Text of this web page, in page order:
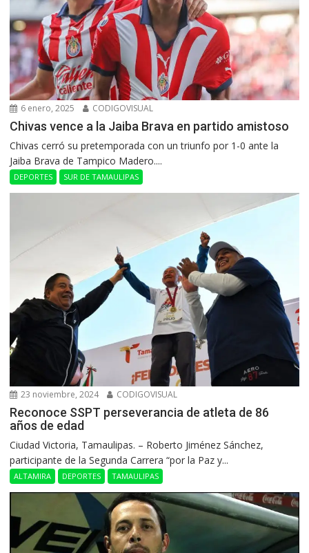
6 enero, 2025 CODIGOVISUAL
Chivas vence a la Jaiba Brava en partido amistoso
Chivas cerró su pretemporada con un triunfo por 1-0 ante la
Jaiba Brava de Tampico Madero....
DEPORTES SUR DE TAMAULIPAS
23 noviembre, 2024 CODIGOVISUAL
Reconoce SSPT perseverancia de atleta de 86
años de edad
Ciudad Victoria, Tamaulipas. – Roberto Jiménez Sánchez,
participante de la Segunda Carrera “por la Paz y...
ALTAMIRA DEPORTES TAMAULIPAS